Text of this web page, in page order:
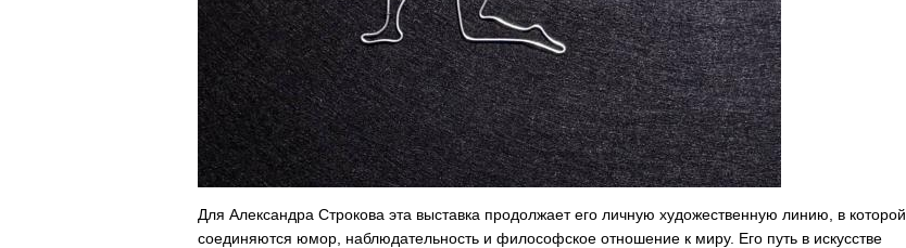
Для Александра Строкова эта выставка продолжает его личную художественную линию, в которой
соединяются юмор, наблюдательность и философское отношение к миру. Его путь в искусстве